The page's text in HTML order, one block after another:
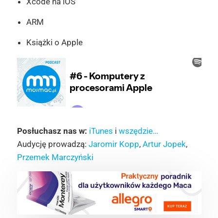
ARM
Książki o Apple
Posłuchasz nas w: iTunes i wszędzie…
Audycję prowadzą: Jaromir Kopp, Artur Jopek,
Przemek Marczyński